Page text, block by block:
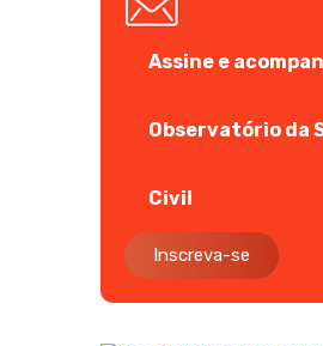
Assine e
Observatório da
Civil
Inscreva-se